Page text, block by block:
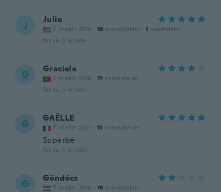
J Julie
Tilmeldt 2016 · 19 anmeldelser · 1 overførsler
for ca. 5 år siden
G Graciela
Tilmeldt 2016 · 71 anmeldelser
for ca. 5 år siden
G GAËLLE
Tilmeldt 2021 · 15 anmeldelser
Superbe
for ca. 5 år siden
G Göndőcs
Tilmeldt 2016 · 16 anmeldelser